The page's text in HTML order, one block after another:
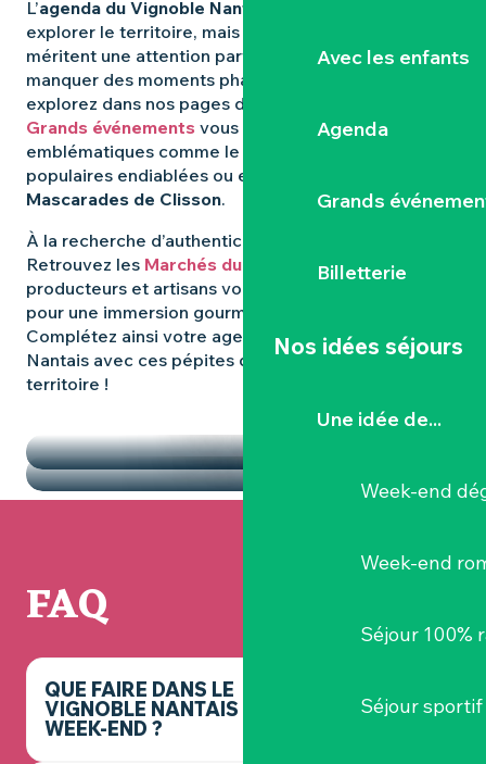
Avec les enfants
Agenda
Grands
Billetterie
Nos idées séjours
Une idée de...
Week-end
Week-end
Séjour 100%
Séjour sportif
L’agenda du Vignoble Nantais
explorer le territoire, mais certaines expériences
méritent une attention particulière. Pour ne rien
manquer des moments phares qui animent la région,
explorez dans nos pages dédiées : les
Grands événements vous révèlent les rendez-vous
emblématiques comme le
populaires endiablées ou encore les mystérieuses
Mascarades de Clisson.
À la recherche d’authenticité et de
Retrouvez les Marchés du Vignoble Nantais, où
producteurs et artisans vous donnent rendez-vous
pour une immersion gourmande et conviviale.
Complétez ainsi votre agenda dans le Vignoble
Nantais avec ces pépites qui font la richesse du
territoire !
LES MARCHÉS
FAQ
QUE FAIRE DANS LE
VIGNOBLE NANTAIS CE
WEEK-END ?